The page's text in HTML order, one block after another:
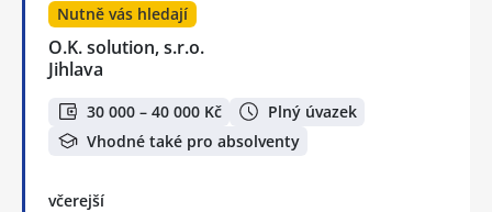
Nutně vás hledají
O.K. solution, s.r.o.
Jihlava
30 000 – 40 000 Kč
Plný úvazek
Vhodné také pro absolventy
včerejší